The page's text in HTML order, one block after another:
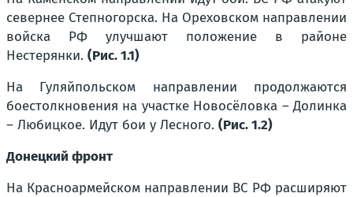
севернее Степногорска. На Ореховском направлении
войска РФ улучшают положение в районе
Нестерянки. (Рис. 1.1)
На Гуляйпольском направлении продолжаются
боестолкновения на участке Новосёловка – Долинка
– Любицкое. Идут бои у Лесного. (Рис. 1.2)
Донецкий фронт
На Красноармейском направлении ВС РФ расширяют